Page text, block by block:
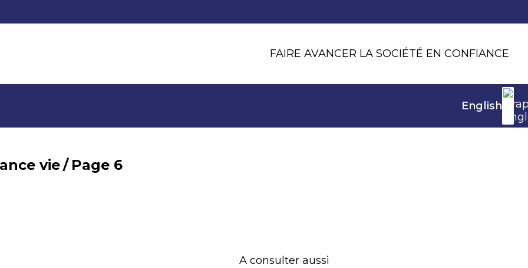
FAIRE AVANCER LA SOCIÉTÉ EN CONFIANCE
English
vie/ Page 6
A consulter aussi